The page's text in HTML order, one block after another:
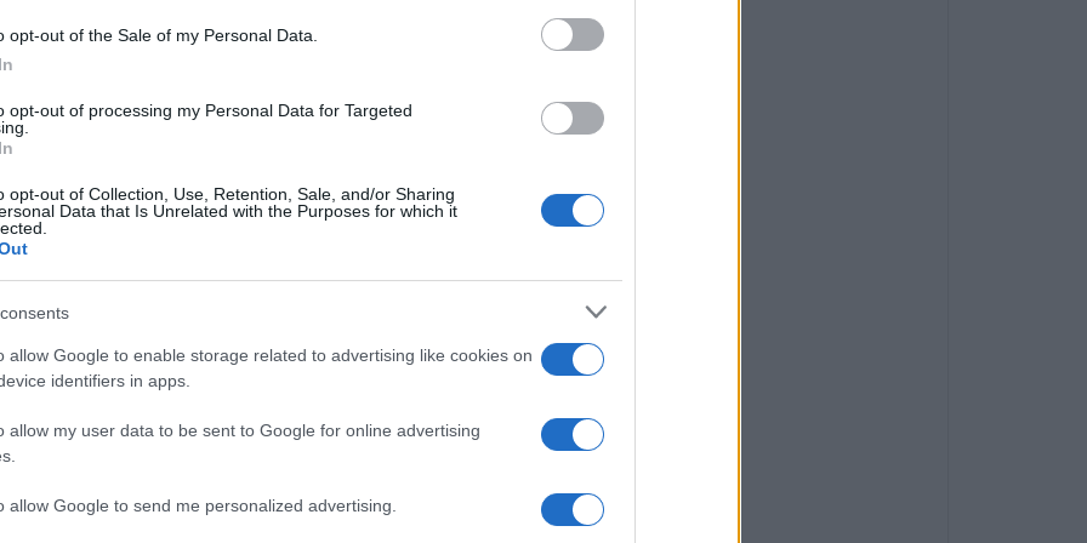
opt-out of the Sale of my Personal Data.
opt-out of processing my Personal Data for Targeted
opt-out of Collection, Use, Retention, Sale, and/or Sharing
Data that Is Unrelated with the Purposes for which it
allow Google to enable storage related to advertising like cookies on
identifiers in apps.
allow my user data to be sent to Google for online advertising
allow Google to send me personalized advertising.
κρατική παρέμβαση για τη διάσωση της.
μεγάλου ποσοστού συμμετοχής από το Δημόσιο
της Aegean αλλά και η κυβέρνηση.
και την προσδοκία να εξασφαλίσει η λύση το
είναι πλέον οι Χώρες-πυλώνες της Ε.Ε.,
Περιεχομένου της 1ης Μαΐου,
παραχωρησιούχων των αερολιμένων προς το
και της Fraport.
και ηλεκτρονικός. Δημοσιογραφεί από τις